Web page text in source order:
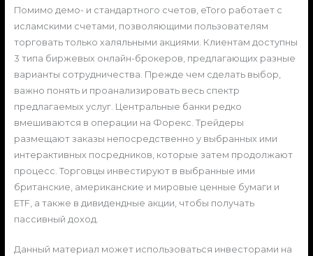
Помимо демо- и стандартного счетов, eToro работает с
исламскими счетами, позволяющими пользователям
торговать только халяльными акциями. Клиентам доступны
3 типа биржевых онлайн-брокеров, предлагающих разные
варианты сотрудничества. Прежде чем сделать выбор,
важно понять и проанализировать весь спектр
предлагаемых услуг. Центральные банки редко
вмешиваются в операции на Форекс. Трейдеры
размещают заказы непосредственно у выбранных ими
интерактивных посредников, которые затем продолжают
процесс. Торговцы инвестируют в выбранные ими
британские, американские и мировые ценные бумаги и
ETF, а также в дивидендные акции, чтобы получать
пассивный доход.
Данный материал может использоваться инвесторами на